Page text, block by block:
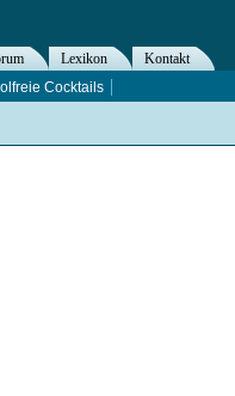
Lexikon
Kontakt
Cocktails